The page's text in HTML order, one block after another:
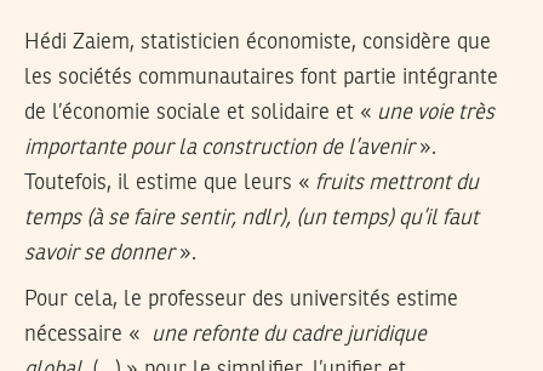
Hédi Zaiem, statisticien économiste, considère que
les sociétés communautaires font partie intégrante
de l’économie sociale et solidaire et « une voie très
importante pour la construction de l’avenir».
Toutefois, il estime que leurs « fruits mettront du
temps (à se faire sentir, ndlr), (un temps) qu’il faut
savoir se donner».
Pour cela, le professeur des universités estime
nécessaire «
une refonte du cadre juridique